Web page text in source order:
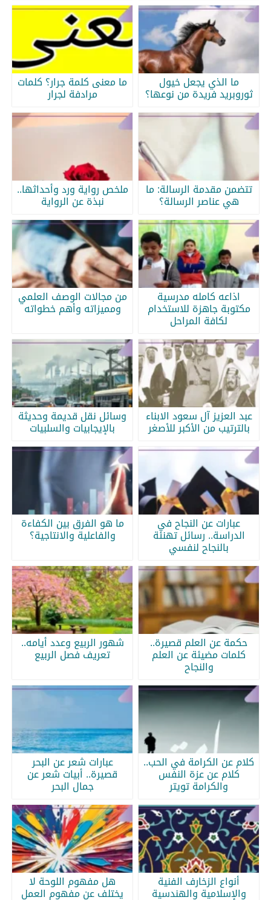
ما الذي يجعل خيول
ثوروبريد فريدة من نوعها؟
ما معنى كلمة جرار؟ كلمات
مرادفة لجرار
تتضمن مقدمة الرسالة: ما
هي عناصر الرسالة؟
ملخص رواية ورد وأحداثها..
نبذة عن الرواية
اذاعه كامله مدرسية
مكتوبة جاهزة للاستخدام
لكافة المراحل
من مجالات الوصف العلمي
ومميزاته وأهم خطواته
عبد العزيز آل سعود الابناء
بالترتيب من الأكبر للأصغر
وسائل نقل قديمة وحديثة
بالإيجابيات والسلبيات
عبارات عن النجاح في
الدراسة.. رسائل تهنئة
بالنجاح لنفسي
ما هو الفرق بين الكفاءة
والفاعلية والانتاجية؟
حكمة عن العلم قصيرة..
كلمات مضيئة عن العلم
والنجاح
شهور الربيع وعدد أيامه..
تعريف فصل الربيع
كلام عن الكرامة في الحب..
كلام عن عزة النفس
والكرامة تويتر
عبارات شعر عن البحر
قصيرة.. أبيات شعر عن
جمال البحر
أنواع الزخارف الفنية
والإسلامية والهندسية
هل مفهوم اللوحة لا
يختلف عن مفهوم العمل